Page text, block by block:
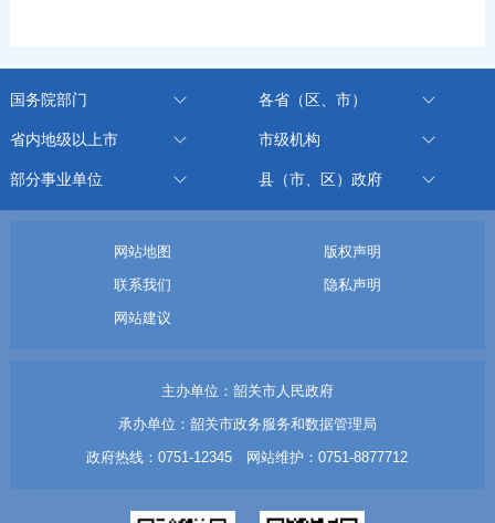
国务院部门 各省（区、市）
省内地级以上市 市级机构
部分事业单位 县（市、区）政府
网站地图
版权声明
联系我们
隐私声明
网站建议
主办单位：韶关市人民政府
承办单位：韶关市政务服务和数据管理局
政府热线：0751-12345 网站维护：0751-8877712